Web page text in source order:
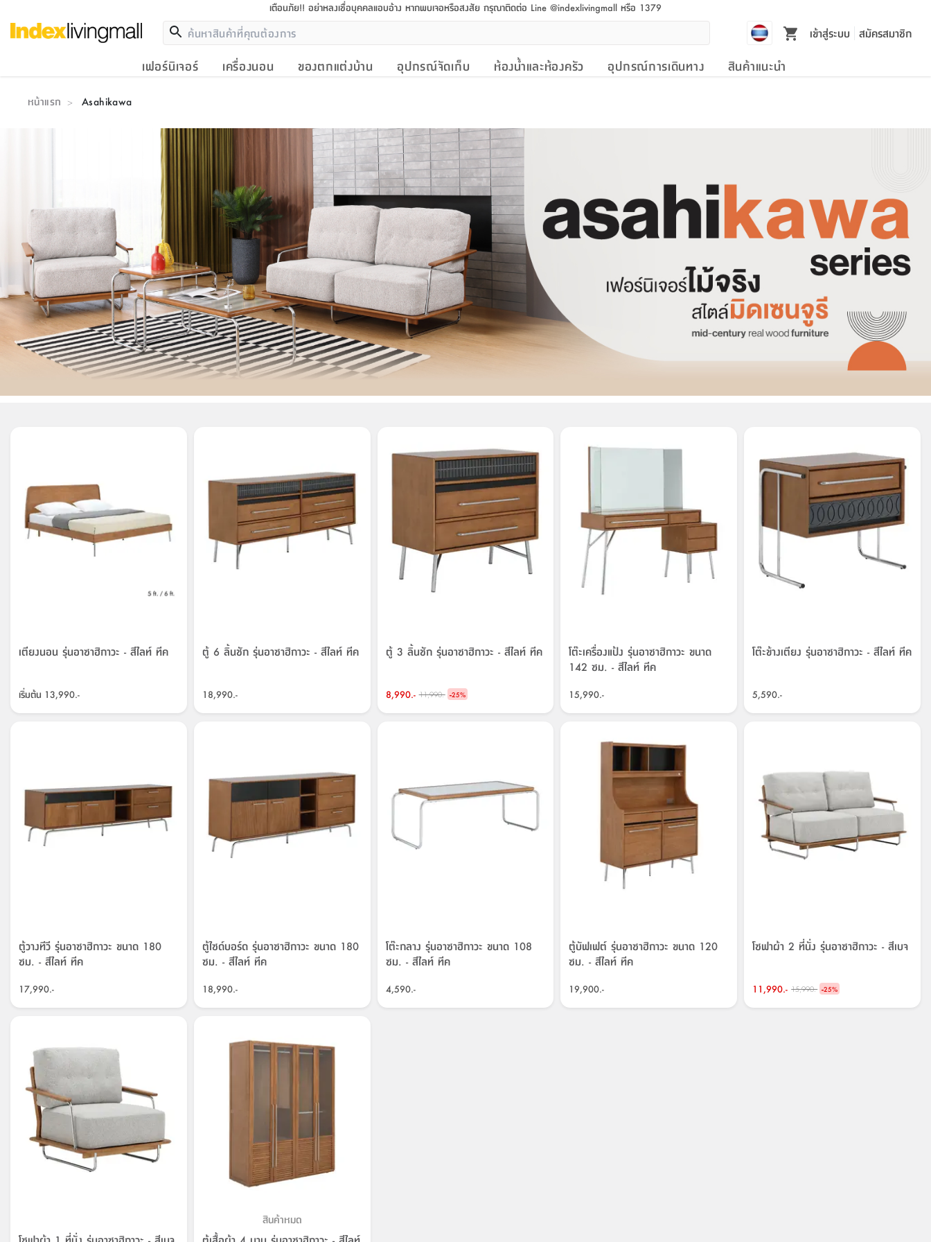
เตือนภัย!! อย่าหลงเชื่อบุคคลแอบอ้าง หากพบเจอหรือสงสัย กรุณาติดต่อ Line @indexlivingmall หรือ 1379
เข้าสู่ระบบ สมัครสมาชิก
เฟอร์นิเจอร์ เครื่องนอน ของตกแต่งบ้าน อุปกรณ์จัดเก็บ ห้องน้ำและห้องครัว อุปกรณ์การเดินทาง สินค้าแนะนำ
หน้าแรก > Asahikawa
เตียงนอน รุ่นอาซาฮิกาวะ - สีไลท์ ทีค
เริ่มต้น 13,990.-
ตู้ 6 ลิ้นชัก รุ่นอาซาฮิกาวะ - สีไลท์ ทีค
18,990.-
ตู้ 3 ลิ้นชัก รุ่นอาซาฮิกาวะ - สีไลท์ ทีค
8,990.- 11,990.- -25%
โต๊ะเครื่องแป้ง รุ่นอาซาฮิกาวะ ขนาด
142 ซม. - สีไลท์ ทีค
15,990.-
โต๊ะข้างเตียง รุ่นอาซาฮิกาวะ - สีไลท์ ทีค
5,590.-
ตู้วางทีวี รุ่นอาซาฮิกาวะ ขนาด 180
ซม. - สีไลท์ ทีค
17,990.-
ตู้ไซด์บอร์ด รุ่นอาซาฮิกาวะ ขนาด 180
ซม. - สีไลท์ ทีค
18,990.-
โต๊ะกลาง รุ่นอาซาฮิกาวะ ขนาด 108
ซม. - สีไลท์ ทีค
4,590.-
ตู้บัฟเฟต์ รุ่นอาซาฮิกาวะ ขนาด 120
ซม. - สีไลท์ ทีค
19,900.-
โซฟาผ้า 2 ที่นั่ง รุ่นอาซาฮิกาวะ - สีเบจ
11,990.- 15,990.- -25%
สินค้าหมด